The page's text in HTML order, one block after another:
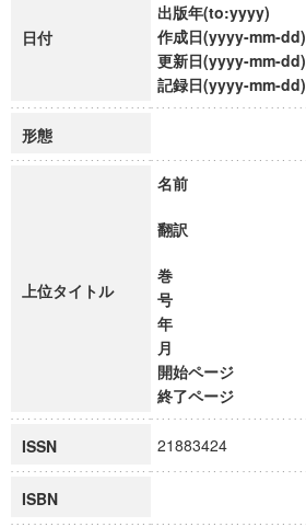
日付
出版年(to:yyyy)
作成日(yyyy-mm-dd)
更新日(yyyy-mm-dd)
記録日(yyyy-mm-dd)
形態
上位タイトル
名前
翻訳
巻
号
年
月
開始ページ
終了ページ
ISSN 21883424
ISBN